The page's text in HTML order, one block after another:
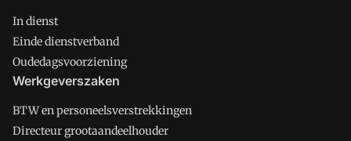
In dienst
Einde dienstverband
Oudedagsvoorziening
Werkgeverszaken
BTW en personeelsverstrekkingen
Directeur grootaandeelhouder